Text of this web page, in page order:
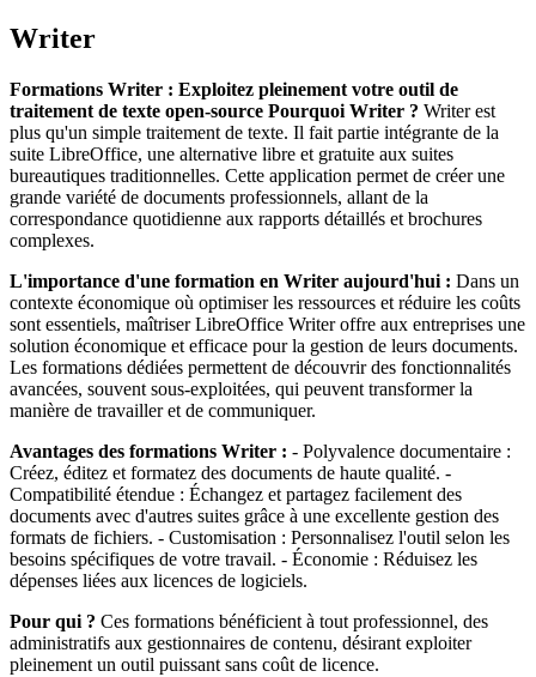
Writer
Formations Writer : Exploitez pleinement votre outil de
traitement de texte open-source Pourquoi Writer ? Writer est
plus qu'un simple traitement de texte. Il fait partie intégrante de la
suite LibreOffice, une alternative libre et gratuite aux suites
bureautiques traditionnelles. Cette application permet de créer une
grande variété de documents professionnels, allant de la
correspondance quotidienne aux rapports détaillés et brochures
complexes.
L'importance d'une formation en Writer aujourd'hui : Dans un
contexte économique où optimiser les ressources et réduire les coûts
sont essentiels, maîtriser LibreOffice Writer offre aux entreprises une
solution économique et efficace pour la gestion de leurs documents.
Les formations dédiées permettent de découvrir des fonctionnalités
avancées, souvent sous-exploitées, qui peuvent transformer la
manière de travailler et de communiquer.
Avantages des formations Writer : - Polyvalence documentaire :
Créez, éditez et formatez des documents de haute qualité. -
Compatibilité étendue : Échangez et partagez facilement des
documents avec d'autres suites grâce à une excellente gestion des
formats de fichiers. - Customisation : Personnalisez l'outil selon les
besoins spécifiques de votre travail. - Économie : Réduisez les
dépenses liées aux licences de logiciels.
Pour qui ? Ces formations bénéficient à tout professionnel, des
administratifs aux gestionnaires de contenu, désirant exploiter
pleinement un outil puissant sans coût de licence.